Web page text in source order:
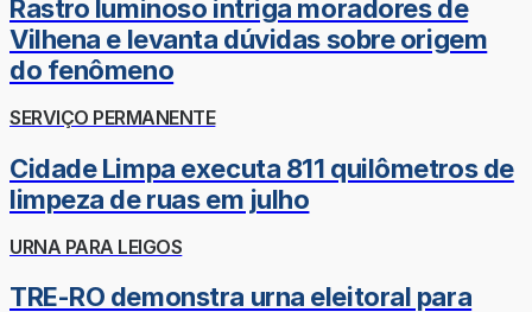
Rastro luminoso intriga moradores de
Vilhena e levanta dúvidas sobre origem
do fenômeno
SERVIÇO PERMANENTE
Cidade Limpa executa 811 quilômetros de
limpeza de ruas em julho
URNA PARA LEIGOS
TRE-RO demonstra urna eleitoral para